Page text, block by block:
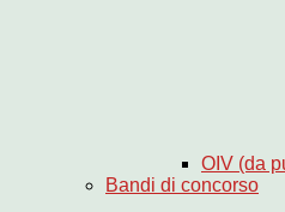
OIV (da
Bandi di concorso